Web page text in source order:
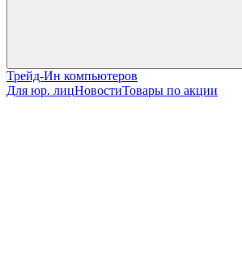
Трейд-Ин компьютеров
Для юр. лицНовостиТовары по акции